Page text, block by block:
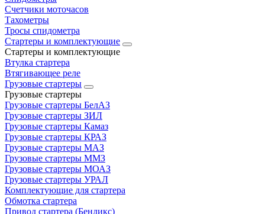
Счетчики моточасов
Тахометры
Тросы спидометра
Стартеры и комплектующие
Стартеры и комплектующие
Втулка стартера
Втягивающее реле
Грузовые стартеры
Грузовые стартеры
Грузовые стартеры БелАЗ
Грузовые стартеры ЗИЛ
Грузовые стартеры Камаз
Грузовые стартеры КРАЗ
Грузовые стартеры МАЗ
Грузовые стартеры ММЗ
Грузовые стартеры МОАЗ
Грузовые стартеры УРАЛ
Комплектующие для стартера
Обмотка стартера
Привод стартера (Бендикс)